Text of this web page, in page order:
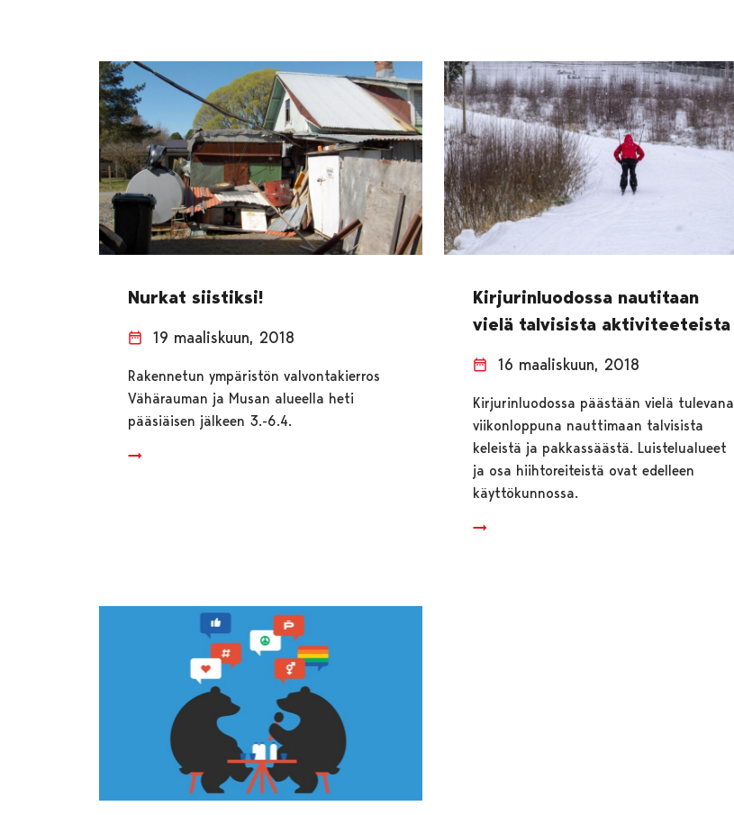
Nurkat siistiksi!
19 maaliskuun, 2018
Rakennetun ympäristön valvontakierros
Vähärauman ja Musan alueella heti
pääsiäisen jälkeen 3.-6.4.
Kirjurinluodossa nautitaan
vielä talvisista aktiviteeteista
16 maaliskuun, 2018
Kirjurinluodossa päästään vielä tulevana
viikonloppuna nauttimaan talvisista
keleistä ja pakkassäästä. Luistelualueet
ja osa hiihtoreiteistä ovat edelleen
käyttökunnossa.